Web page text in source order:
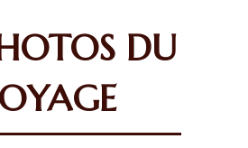
DU